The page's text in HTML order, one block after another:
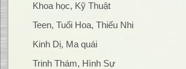
Khoa học, Kỹ Thuật
Teen, Tuổi Hoa, Thiếu Nhi
Kinh Dị, Ma quái
Trinh Thám, Hình Sự